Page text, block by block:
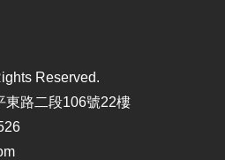
Reserved.
東路二段106號22樓